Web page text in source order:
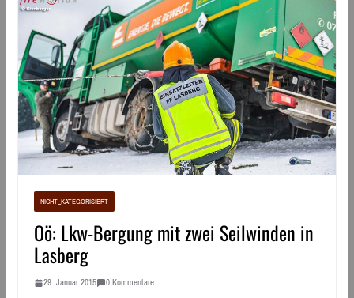
NICHT_KATEGORISIERT
Oö: Lkw-Bergung mit zwei Seilwinden in
Lasberg
29. Januar 2015 0 Kommentare